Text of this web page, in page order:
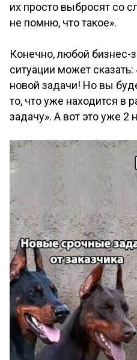
их просто выбросят со
не помню, что такое».
Конечно, любой бизнес-
ситуации может
новой задачи! Но вы
то, что уже находится в
задачу». А вот это уже